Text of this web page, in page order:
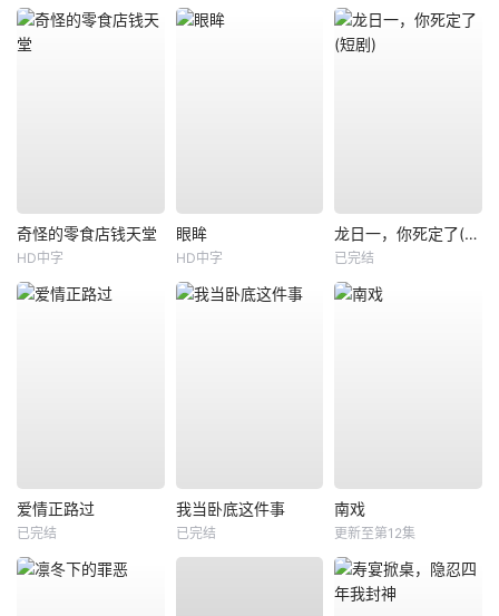
奇怪的零食店钱天堂
HD中字
眼眸
HD中字
龙日一，你死定了(短剧)
已完结
爱情正路过
已完结
我当卧底这件事
已完结
南戏
更新至第12集